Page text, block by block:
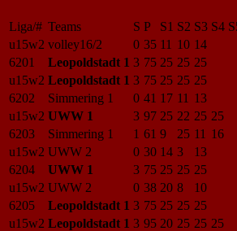
Liga/# Teams S P S1 S2 S3 S4
u15w2 volley16/2 0 35 11 10 14
6201
Leopoldstadt 1 3 75 25 25 25
u15w2 Leopoldstadt 1 3 75 25 25 25
6202
Simmering 1 0 41 17 11 13
u15w2 UWW 1 3 97 25 22 25 25
6203
Simmering 1 1 61 9 25 11 16
u15w2 UWW 2 0 30 14 3
13
6204
UWW 1 3 75 25 25 25
u15w2 UWW 2 0 38 20 8
10
6205
Leopoldstadt 1 3 75 25 25 25
u15w2 Leopoldstadt 1 3 95 20 25 25 25